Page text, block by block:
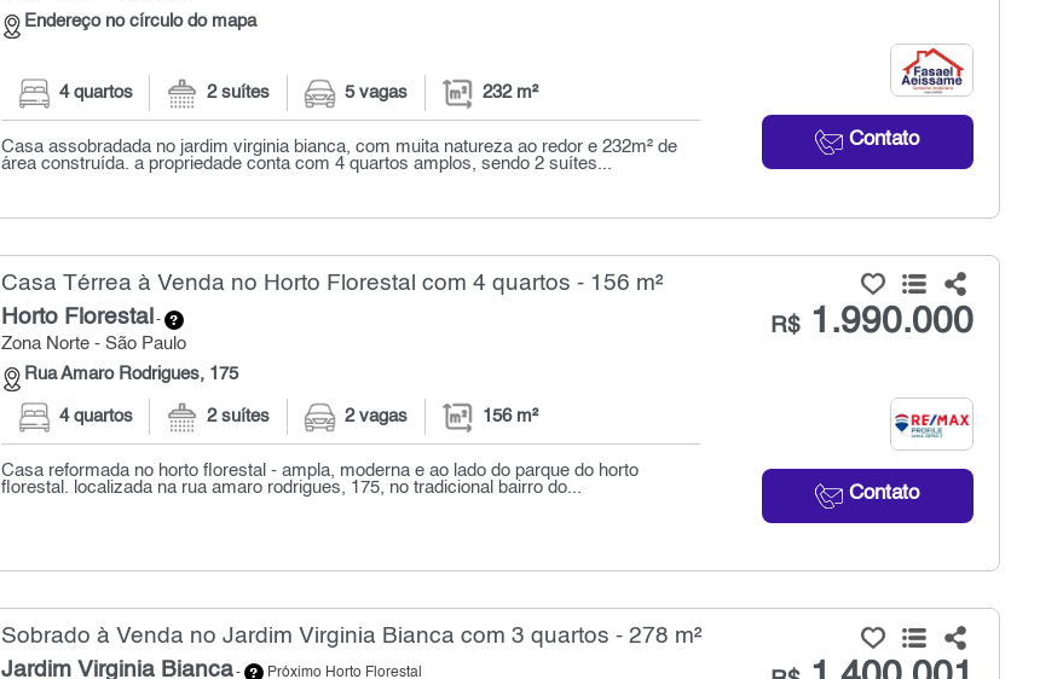
Endereço no círculo do mapa
Contato
4 quartos 2 suítes 5 vagas 232 m²
Casa assobradada no jardim virginia bianca, com muita natureza ao redor e 232m² de
área construída. a propriedade conta com 4 quartos amplos, sendo 2 suítes...
Casa Térrea à Venda no Horto Florestal com 4 quartos - 156 m²
Horto Florestal -
Zona Norte - São Paulo
Rua Amaro Rodrigues, 175
R$1.990.000
Contato
4 quartos 2 suítes 2 vagas 156 m²
Casa reformada no horto florestal - ampla, moderna e ao lado do parque do horto
florestal. localizada na rua amaro rodrigues, 175, no tradicional bairro do...
Sobrado à Venda no Jardim Virginia Bianca com 3 quartos - 278 m²
Jardim Virginia Bianca- Próximo Horto Florestal